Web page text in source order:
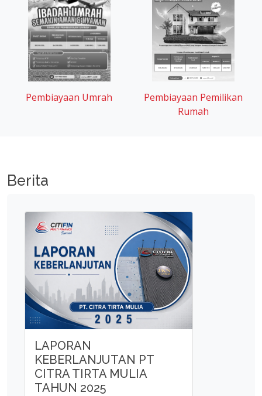
Pembiayaan Umrah
Pembiayaan Pemilikan
Rumah
Berita
LAPORAN
KEBERLANJUTAN PT
CITRA TIRTA MULIA
TAHUN 2025